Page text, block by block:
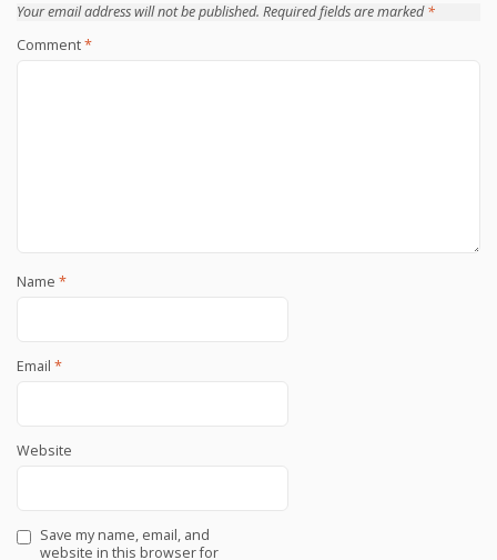
Your email address will not be published. Required fields are marked*
Comment*
Name *
Email *
Website
Save my name, email, and
website in this browser for